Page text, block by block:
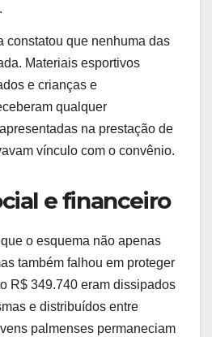
constatou que nenhuma das
Materiais esportivos
e crianças e
qualquer
na prestação de
vínculo com o convênio.
e financeiro
o esquema não apenas
também falhou em proteger
R$ 349.740 eram dissipados
e distribuídos entre
palmenses permaneciam